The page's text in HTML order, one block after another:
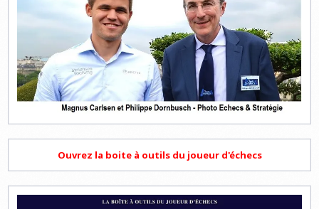
Ouvrez la boite à outils du joueur d'échecs